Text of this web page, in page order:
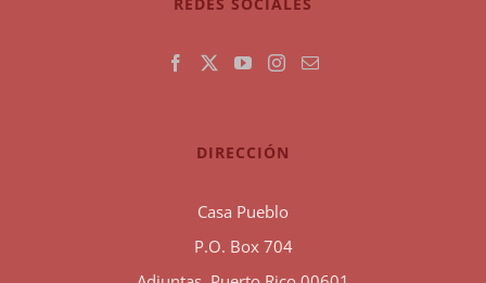
DIRECCIÓN
Casa Pueblo
P.O. Box 704